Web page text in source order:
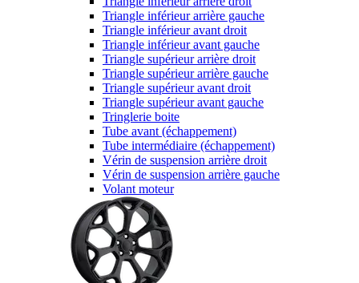
Triangle inférieur arrière gauche
Triangle inférieur avant droit
Triangle inférieur avant gauche
Triangle supérieur arrière droit
Triangle supérieur arrière gauche
Triangle supérieur avant droit
Triangle supérieur avant gauche
Tringlerie boite
Tube avant (échappement)
Tube intermédiaire (échappement)
Vérin de suspension arrière droit
Vérin de suspension arrière gauche
Volant moteur